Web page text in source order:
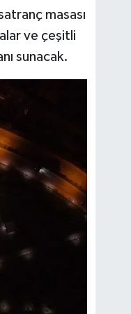
masası
ve çeşitli
sunacak.